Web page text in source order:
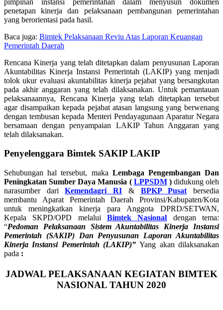
penetapan kinerja dan pelaksanaan pembangunan pemerintahan
yang berorientasi pada hasil.
Baca juga: Bimtek Pelaksanaan Reviu Atas Laporan Keuangan
Pemerintah Daerah
Rencana Kinerja yang telah ditetapkan dalam penyusunan Laporan
Akuntabilitas Kinerja Instansi Pemerintah (LAKIP) yang menjadi
tolok ukur evaluasi akuntabilitas kinerja pejabat yang bersangkutan
pada akhir anggaran yang telah dilaksanakan. Untuk pemantauan
pelaksanaannya, Rencana Kinerja yang telah ditetapkan tersebut
agar disampaikan kepada pejabat atasan langsung yang berwenang
dengan tembusan kepada Menteri Pendayagunaan Aparatur Negara
bersamaan dengan penyampaian LAKIP Tahun Anggaran yang
telah dilaksanakan.
Penyelenggara Bimtek SAKIP LAKIP
Sehubungan hal tersebut, maka Lembaga Pengembangan Dan
Peningkatan Sumber Daya Manusia ( LPPSDM)didukung oleh
narasumber dariKemendagri RI & BPKP Pusat bersedia
membantu Aparat Pemerintah Daerah Provinsi/Kabupaten/Kota
untuk meningkatkan kinerja para Anggota DPRD/SETWAN,
Kepala SKPD/OPD melalui Bimtek Nasional dengan tema:
“Pedoman Pelaksanaan Sistem Akuntabilitas Kinerja Instansi
Pemerintah (SAKIP)Dan Penyusunan Laporan Akuntabilitas
Kinerja Instansi Pemerintah (LAKIP)” Yang akan dilaksanakan
pada :
JADWAL PELAKSANAAN KEGIATAN BIMTEK
NASIONAL TAHUN 2020